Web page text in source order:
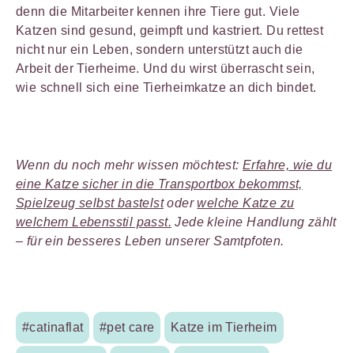
denn die Mitarbeiter kennen ihre Tiere gut. Viele
Katzen sind gesund, geimpft und kastriert. Du rettest
nicht nur ein Leben, sondern unterstützt auch die
Arbeit der Tierheime. Und du wirst überrascht sein,
wie schnell sich eine Tierheimkatze an dich bindet.
Wenn du noch mehr wissen möchtest: Erfahre, wie du
eine Katze sicher in die Transportbox bekommst,
Spielzeug selbst bastelstoderwelche Katze zu
welchem Lebensstil passt. Jede kleine Handlung zählt
– für ein besseres Leben unserer Samtpfoten.
#catinaflat #pet care Katze im Tierheim